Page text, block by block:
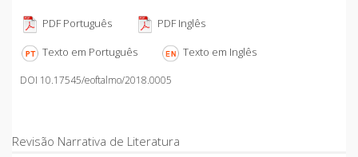
PDF Português
PDF Inglês
Texto em Português
Texto em Inglês
DOI 10.17545/eoftalmo/2018.0005
Revisão Narrativa de Literatura